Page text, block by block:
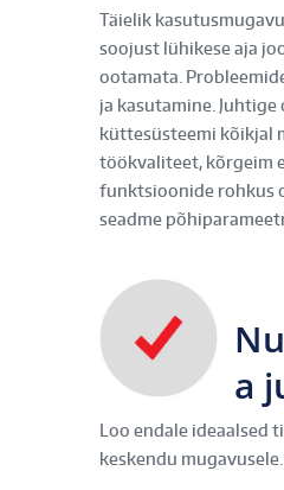
Täielik
soojust lühikese aja
ootamata.
ja kasutamine. Juhtige
küttesüsteemi kõikjal
töökvaliteet, kõrgeim
funktsioonide rohkus
seadme
a
Loo endale ideaalsed
keskendu mugavusele.